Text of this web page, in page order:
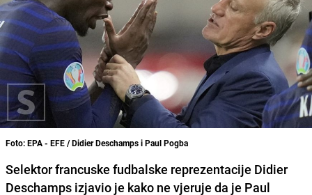
Foto: EPA - EFE / Didier Deschamps i Paul Pogba
Selektor francuske fudbalske reprezentacije Didier
Deschamps izjavio je kako ne vjeruje da je Paul